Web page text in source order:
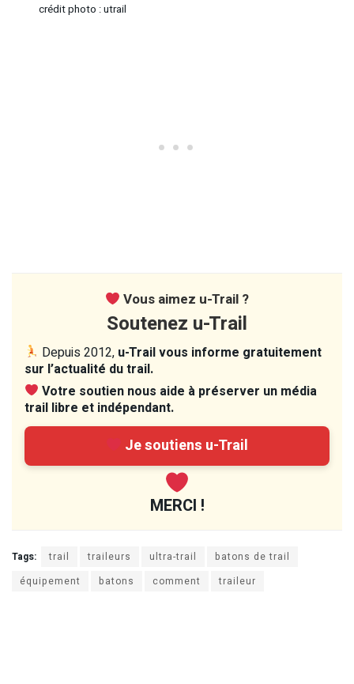
crédit photo : utrail
Vous aimez u-Trail ?
Soutenez u-Trail
Depuis 2012, u-Trail vous informe gratuitement
sur l’actualité du trail.
Votre soutien nous aide à préserver un média
trail libre et indépendant.
Je soutiens u-Trail
MERCI !
Tags: trail traileurs ultra-trail
batons de trail
équipement
batons comment traileur